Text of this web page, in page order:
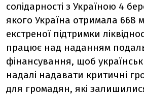
солідарності з Україною 4
якого Україна отримала 668
екстреної підтримки
працює над наданням
фінансування, щоб
надалі надавати критичні
для громадян, які